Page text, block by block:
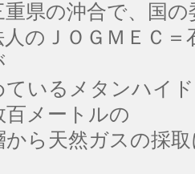
重県の沖合で、国
のＪＯＧＭＥＣ
ているメタンハイ
百メートルの
から天然ガスの採